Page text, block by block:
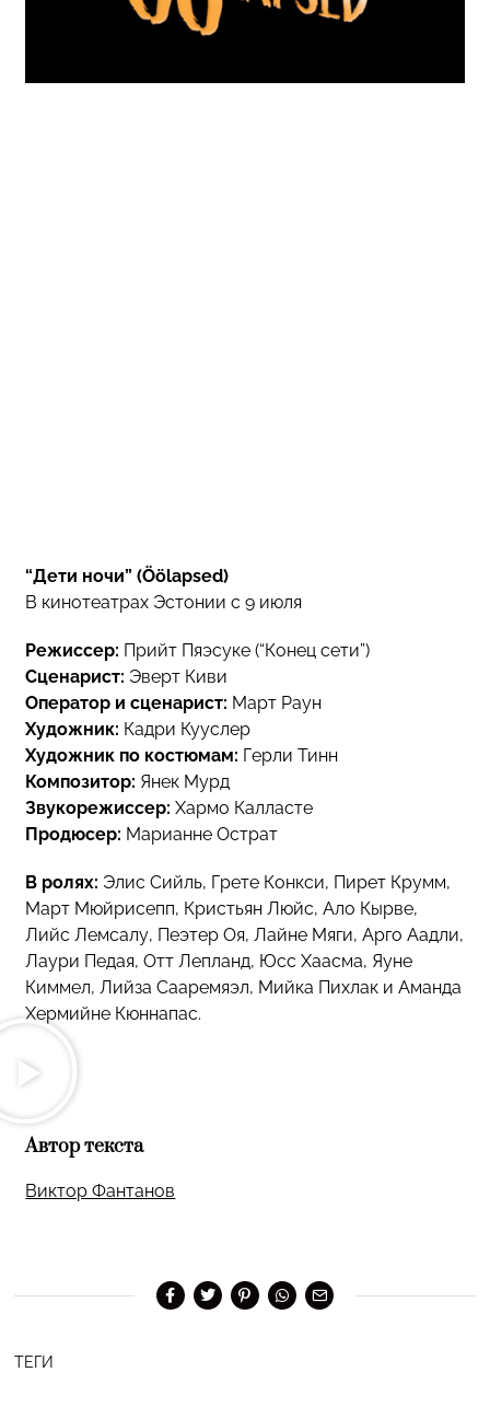
“Дети ночи” (Öölapsed)
В кинотеатрах Эстонии с 9 июля
Режиссер: Прийт Пяэсуке (“Конец сети”)
Сценарист: Эверт Киви
Оператор и сценарист: Март Раун
Художник: Кадри Кууслер
Художник по костюмам: Герли Тинн
Композитор: Янек Мурд
Звукорежиссер: Хармо Калласте
Продюсер: Марианне Острат
В ролях: Элис Сийль, Грете Конкси, Пирет Крумм,
Март Мюйрисепп, Кристьян Люйс, Ало Кырве,
Лийс Лемсалу, Пеэтер Оя, Лайне Мяги, Арго Аадли,
Лаури Педая, Отт Лепланд, Юсс Хаасма, Яуне
Киммел, Лийза Сааремяэл, Мийка Пихлак и Аманда
Хермийне Кюннапас.
Автор текста
Виктор Фантанов
ТЕГИ